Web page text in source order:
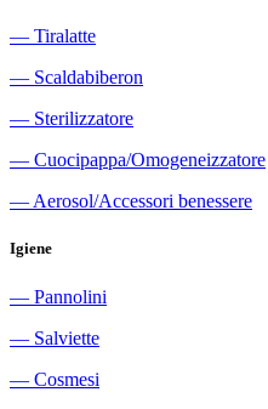
― Tiralatte
― Scaldabiberon
― Sterilizzatore
― Cuocipappa/Omogeneizzatore
― Aerosol/Accessori benessere
Igiene
― Pannolini
― Salviette
― Cosmesi